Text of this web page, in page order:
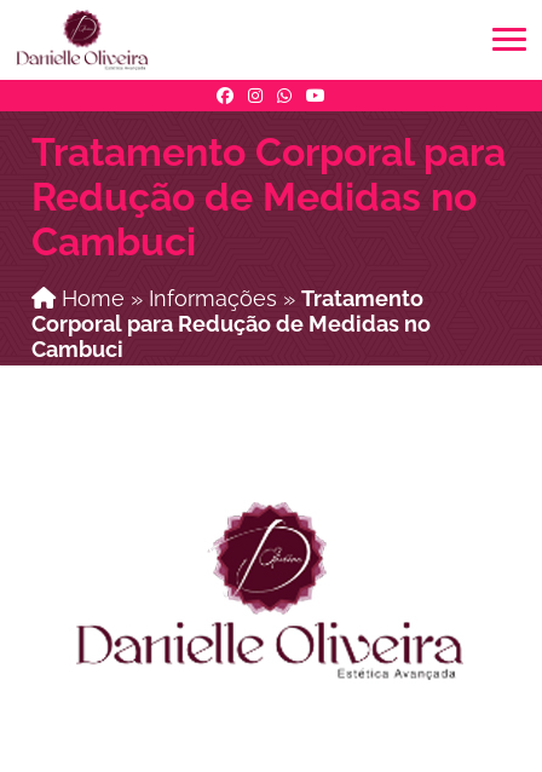
Tratamento Corporal para
Redução de Medidas no
Cambuci
Home » Informações »Tratamento
Corporal para Redução de Medidas no
Cambuci